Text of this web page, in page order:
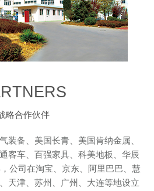
略合作伙伴
装备、美国长青、美国肯纳金属、
客车、百强家具、科美地板、华辰
公司在淘宝、京东、阿里巴巴、慧
天津、苏州、广州、大连等地设立